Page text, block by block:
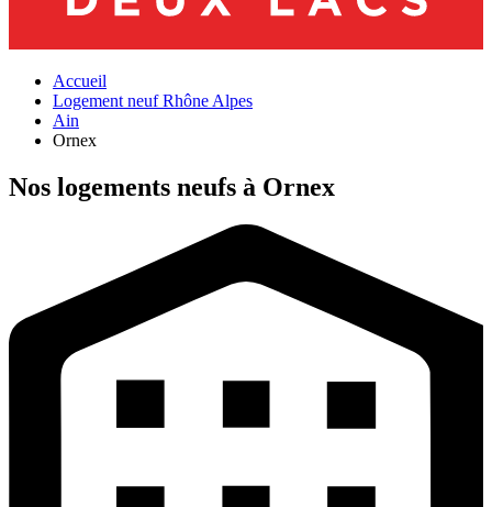
Accueil
Logement neuf Rhône Alpes
Ain
Ornex
Nos logements neufs à Ornex